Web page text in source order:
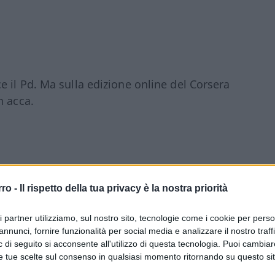
- Il rispetto della tua privacy è la nostra priorità
partner utilizziamo, sul nostro sito, tecnologie come i cookie per
fornire funzionalità per social media e analizzare il nostro
di seguito si acconsente all'utilizzo di questa tecnologia. Puoi
tue scelte sul consenso in qualsiasi momento ritornando su questo
il Pd. Ma sulla edizione online del Corsera
acca.
SALVINI
#REDDITO CITTADINANZA